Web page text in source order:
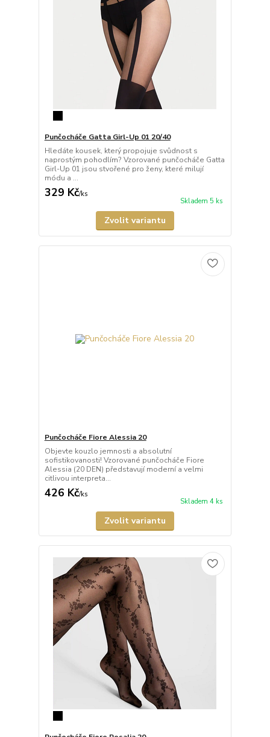
Punčocháče Gatta Girl-Up 01 20/40
Hledáte kousek, který propojuje svůdnost s
naprostým pohodlím? Vzorované punčocháče Gatta
Girl-Up 01 jsou stvořené pro ženy, které milují
módu a ...
329 Kč/ks
Skladem 5 ks
Zvolit variantu
Punčocháče Fiore Alessia 20
Objevte kouzlo jemnosti a absolutní
sofistikovanosti! Vzorované punčocháče Fiore
Alessia (20 DEN) představují moderní a velmi
citlivou interpreta...
426 Kč/ks
Skladem 4 ks
Zvolit variantu